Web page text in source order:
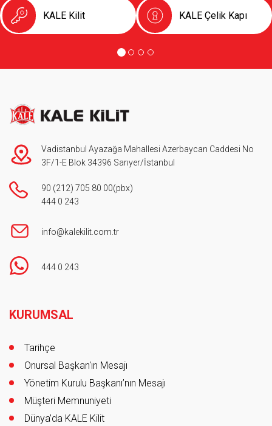
KALE Kilit KALE Çelik Kapı
Vadistanbul Ayazağa Mahallesi Azerbaycan Caddesi No
3F/1-E Blok 34396 Sarıyer/İstanbul
90 (212) 705 80 00(pbx)
444 0 243
info@kalekilit.com.tr
444 0 243
KURUMSAL
Tarihçe
Onursal Başkan'ın Mesajı
Yönetim Kurulu Başkanı’nın Mesajı
Müşteri Memnuniyeti
Dünya’da KALE Kilit